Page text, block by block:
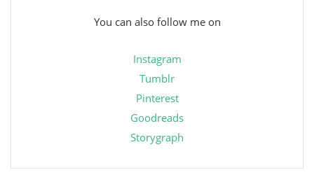
You can also follow me on
Instagram
Tumblr
Pinterest
Goodreads
Storygraph